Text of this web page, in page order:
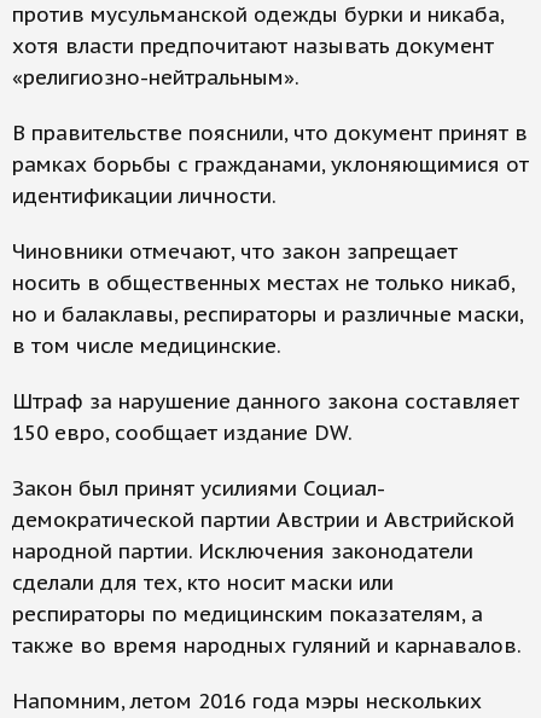
против мусульманской одежды бурки и никаба,
хотя власти предпочитают называть документ
«религиозно-нейтральным».
В правительстве пояснили, что документ принят в
рамках борьбы с гражданами, уклоняющимися от
идентификации личности.
Чиновники отмечают, что закон запрещает
носить в общественных местах не только никаб,
но и балаклавы, респираторы и различные маски,
в том числе медицинские.
Штраф за нарушение данного закона составляет
150 евро, сообщает издание DW.
Закон был принят усилиями Социал-
демократической партии Австрии и Австрийской
народной партии. Исключения законодатели
сделали для тех, кто носит маски или
респираторы по медицинским показателям, а
также во время народных гуляний и карнавалов.
Напомним, летом 2016 года мэры нескольких